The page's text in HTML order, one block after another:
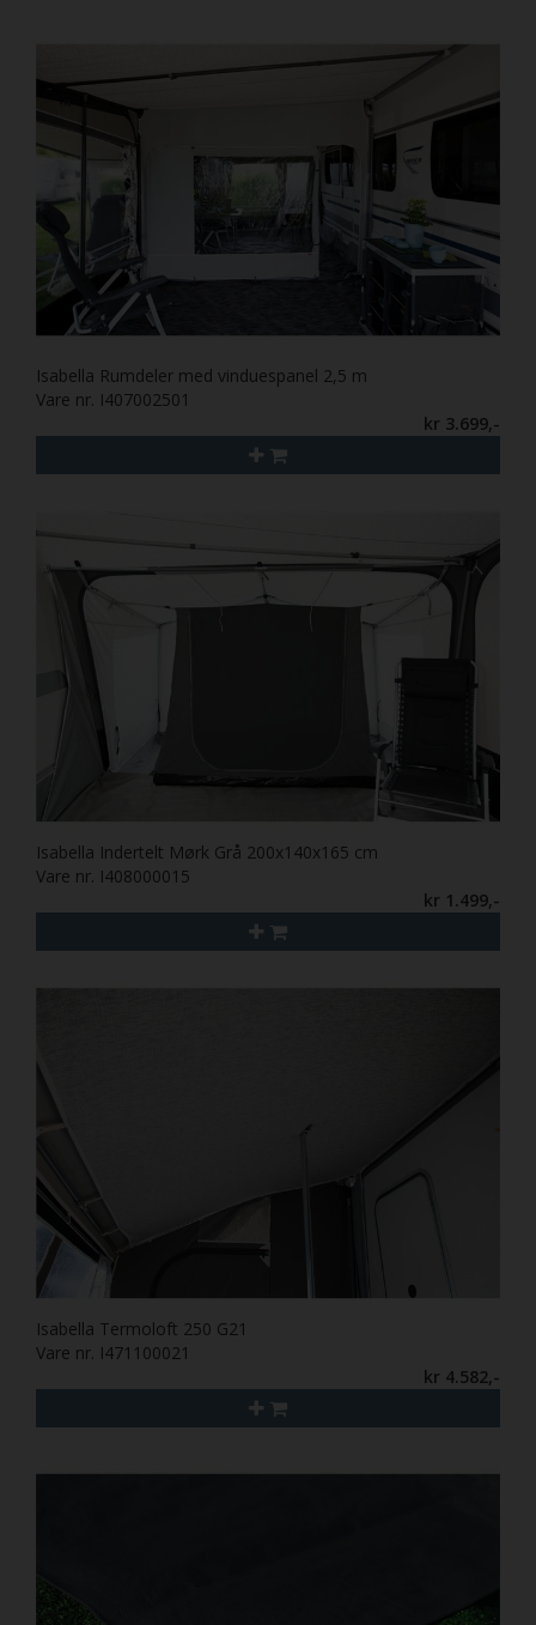
Isabella Rumdeler med vinduespanel 2,5 m
Vare nr. I407002501
kr 3.699,-
Isabella Indertelt Mørk Grå 200x140x165 cm
Vare nr. I408000015
kr 1.499,-
Isabella Termoloft 250 G21
Vare nr. I471100021
kr 4.582,-